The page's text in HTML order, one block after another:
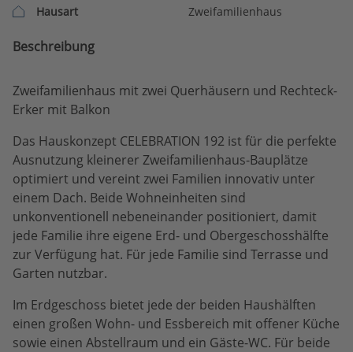
Hausart
Zweifamilienhaus
Beschreibung
Zweifamilienhaus mit zwei Querhäusern und Rechteck-
Erker mit Balkon
Das Hauskonzept CELEBRATION 192 ist für die perfekte
Ausnutzung kleinerer Zweifamilienhaus-Bauplätze
optimiert und vereint zwei Familien innovativ unter
einem Dach. Beide Wohneinheiten sind
unkonventionell nebeneinander positioniert, damit
jede Familie ihre eigene Erd- und Obergeschosshälfte
zur Verfügung hat. Für jede Familie sind Terrasse und
Garten nutzbar.
Im Erdgeschoss bietet jede der beiden Haushälften
einen großen Wohn- und Essbereich mit offener Küche
sowie einen Abstellraum und ein Gäste-WC. Für beide